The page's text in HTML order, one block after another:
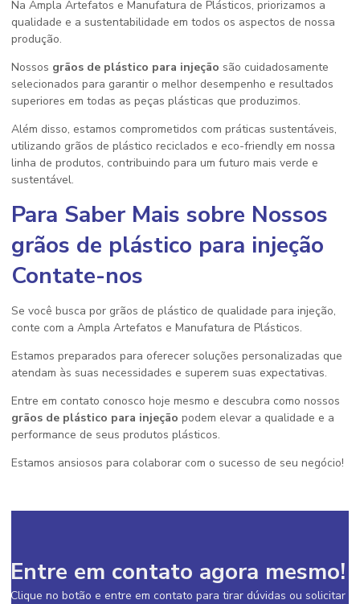
Na Ampla Artefatos e Manufatura de Plásticos, priorizamos a
qualidade e a sustentabilidade em todos os aspectos de nossa
produção.
Nossos grãos de plástico para injeção são cuidadosamente
selecionados para garantir o melhor desempenho e resultados
superiores em todas as peças plásticas que produzimos.
Além disso, estamos comprometidos com práticas sustentáveis,
utilizando grãos de plástico reciclados e eco-friendly em nossa
linha de produtos, contribuindo para um futuro mais verde e
sustentável.
Para Saber Mais sobre Nossos
grãos de plástico para injeção
Contate-nos
Se você busca por grãos de plástico de qualidade para injeção,
conte com a Ampla Artefatos e Manufatura de Plásticos.
Estamos preparados para oferecer soluções personalizadas que
atendam às suas necessidades e superem suas expectativas.
Entre em contato conosco hoje mesmo e descubra como nossos
grãos de plástico para injeção podem elevar a qualidade e a
performance de seus produtos plásticos.
Estamos ansiosos para colaborar com o sucesso de seu negócio!
Entre em contato agora mesmo!
Clique no botão e entre em contato para tirar dúvidas ou solicitar